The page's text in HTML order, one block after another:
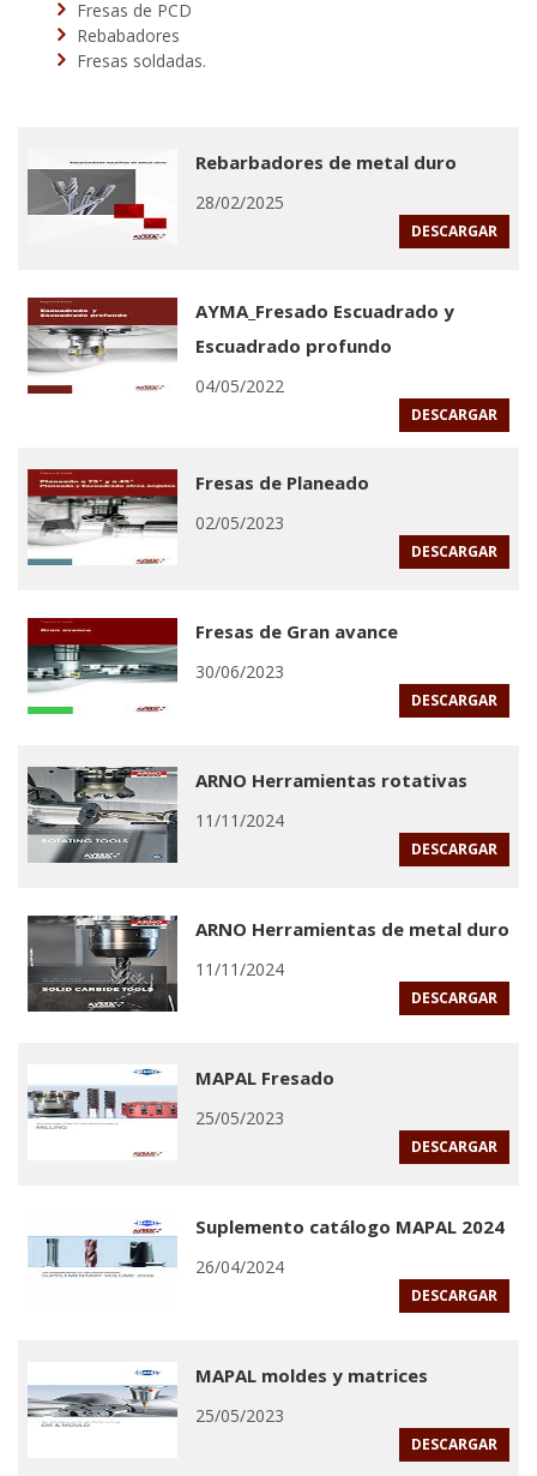
Fresas de PCD
Rebabadores
Fresas soldadas.
Rebarbadores de metal duro
28/02/2025
DESCARGAR
AYMA_Fresado Escuadrado y
Escuadrado profundo
04/05/2022
DESCARGAR
Fresas de Planeado
02/05/2023
DESCARGAR
Fresas de Gran avance
30/06/2023
DESCARGAR
ARNO Herramientas rotativas
11/11/2024
DESCARGAR
ARNO Herramientas de metal duro
11/11/2024
DESCARGAR
MAPAL Fresado
25/05/2023
DESCARGAR
Suplemento catálogo MAPAL 2024
26/04/2024
DESCARGAR
MAPAL moldes y matrices
25/05/2023
DESCARGAR